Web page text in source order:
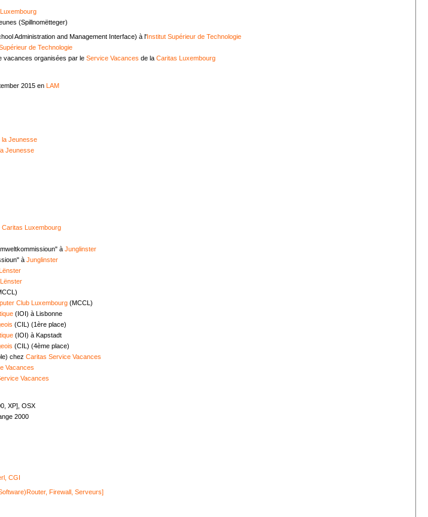
(Spillnomëtteger)
Administration and Management Interface) à l'Institut Supérieur de Technologie
de Technologie
vacances organisées par le Service Vacances de la Caritas Luxembourg
2015 en
LAM
la Jeunesse
Jeunesse
Caritas Luxembourg
à Junglinster
à Junglinster
Club Luxembourg (MCCL)
(IOI) à Lisbonne
(CIL) (1ère place)
(IOI) à Kapstadt
(CIL) (4ème place)
chez Caritas Service Vacances
Vacances
Vacances
XP], OSX
2000
CGI
Firewall, Serveurs]